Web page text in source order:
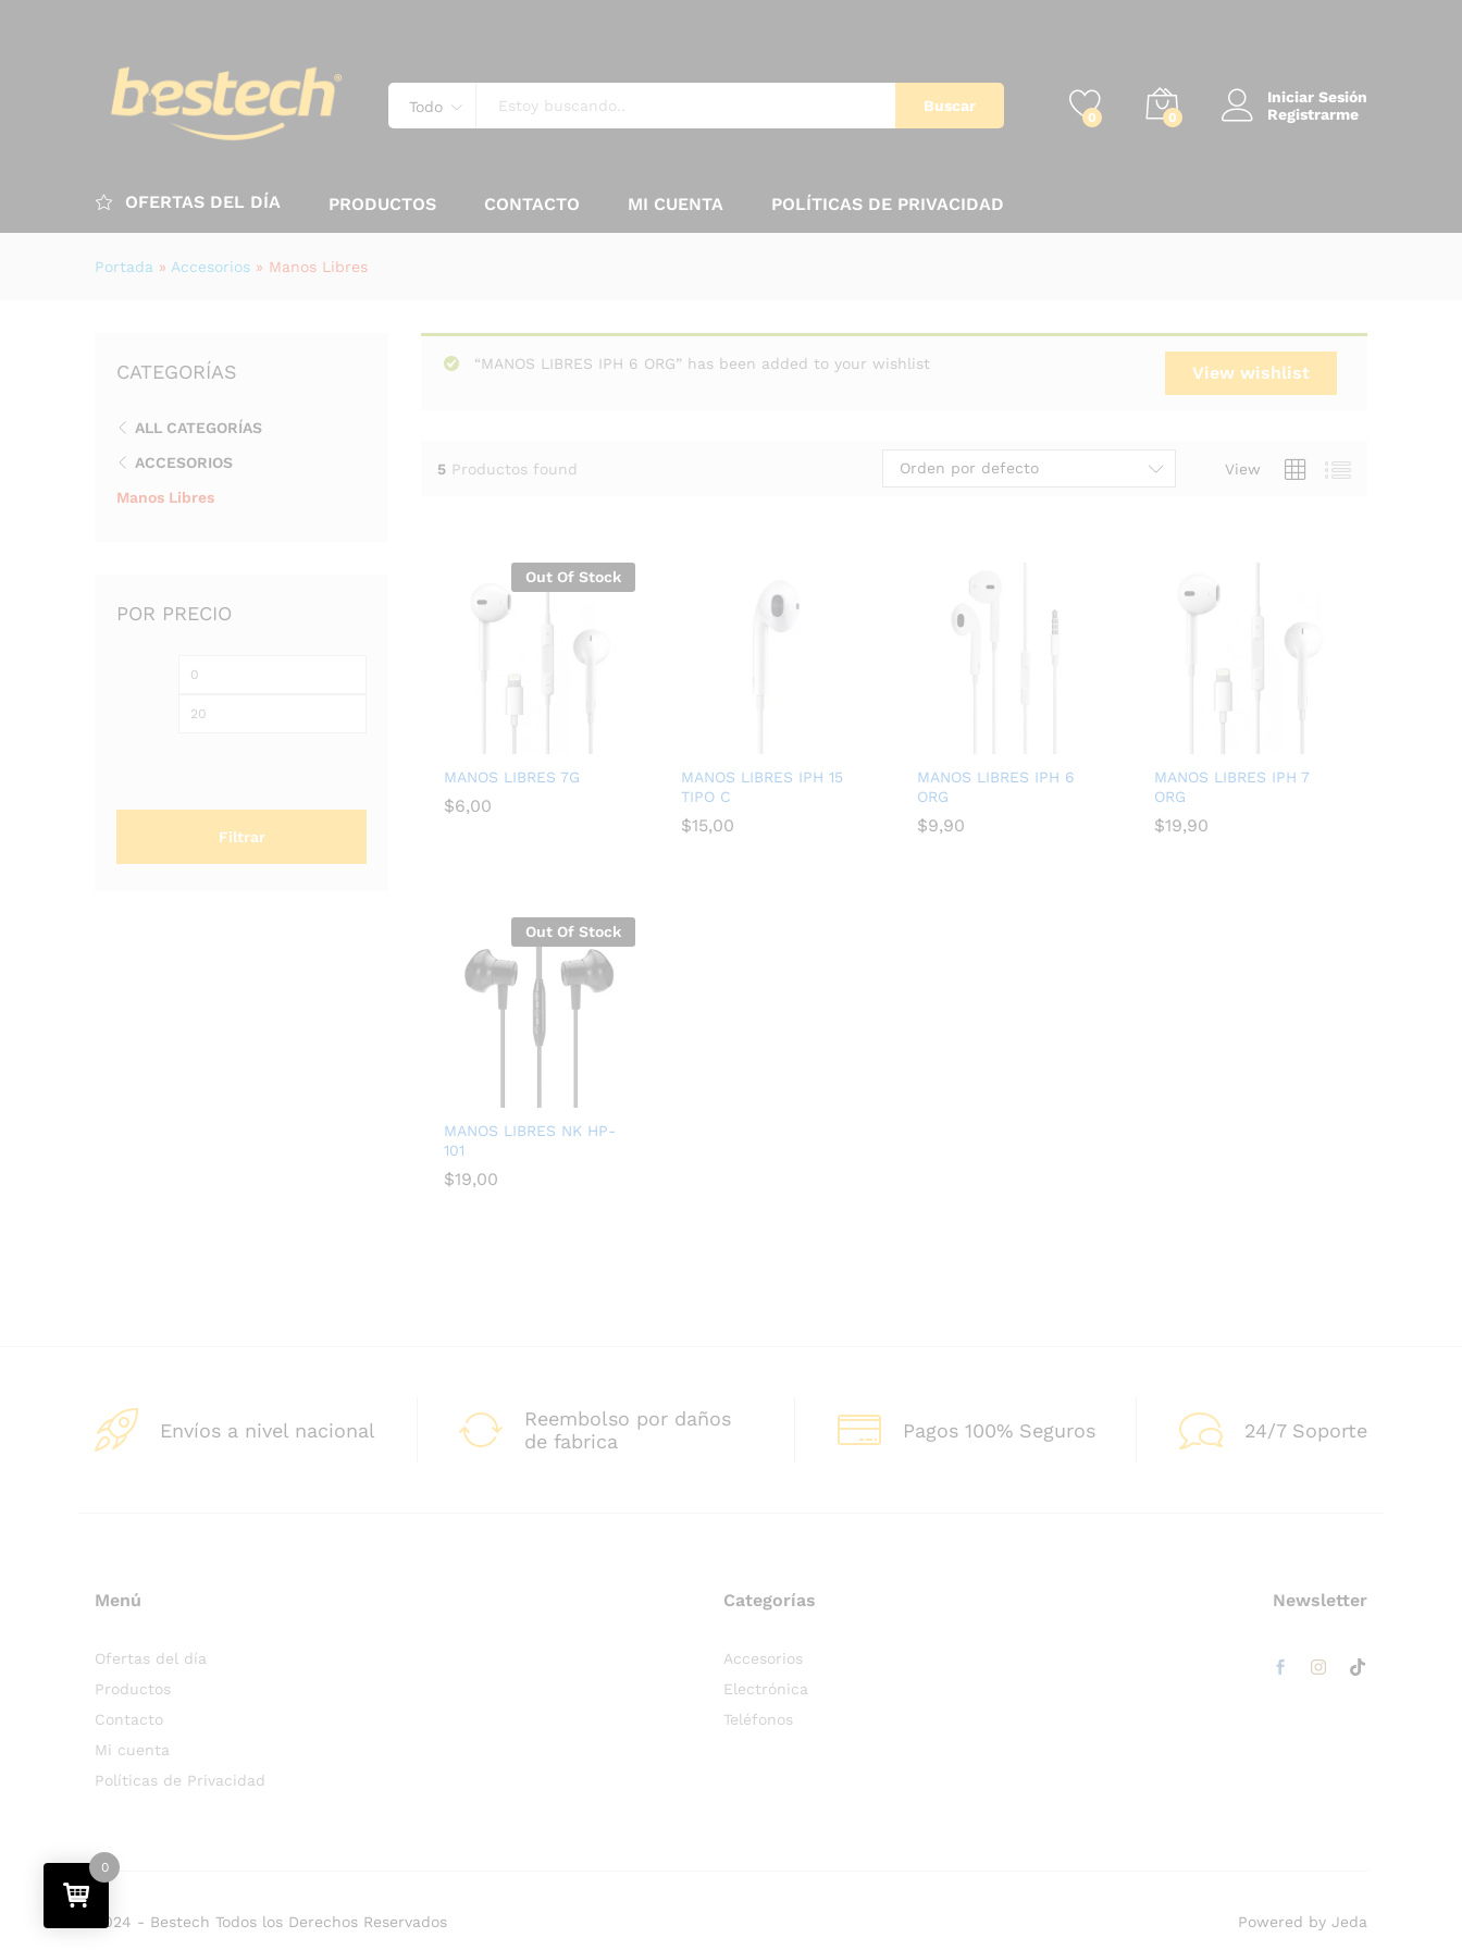
Todo Buscar
0 0
Iniciar Sesión
Registrarme
OFERTAS DEL DÍA PRODUCTOS CONTACTO MI CUENTA POLÍTICAS DE PRIVACIDAD
Portada » Accesorios » Manos Libres
View wishlist
“MANOS LIBRES IPH 6 ORG” has been added to your wishlist
5 Productos found View
Orden por defecto
Out Of Stock
MANOS LIBRES 7G
$6,00
$6,00
MANOS LIBRES IPH 15
TIPO C
$15,00
$15,00
MANOS LIBRES IPH 6
ORG
$9,90
$9,90
MANOS LIBRES IPH 7
ORG
$19,90
$19,90
Out Of Stock
MANOS LIBRES NK HP-
101
$19,00
$19,00
CATEGORÍAS
ALL CATEGORÍAS
ACCESORIOS
Manos Libres
POR PRECIO
Filtrar
Envíos a nivel nacional
Reembolso por daños
de fabrica
Pagos 100% Seguros 24/7 Soporte
Menú
Ofertas del día
Productos
Contacto
Mi cuenta
Políticas de Privacidad
Categorías
Accesorios
Electrónica
Teléfonos
Newsletter
2024 - Bestech Todos los Derechos Reservados Powered by Jeda
0